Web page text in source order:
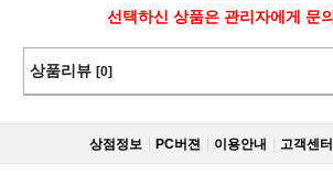
선택하신 상품은 관리자에게 문
상품리뷰 [0]
상점정보 PC버젼 이용안내 고객센터